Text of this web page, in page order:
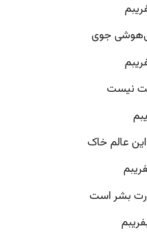
جوی
نیست
عالم خاک
بشر است